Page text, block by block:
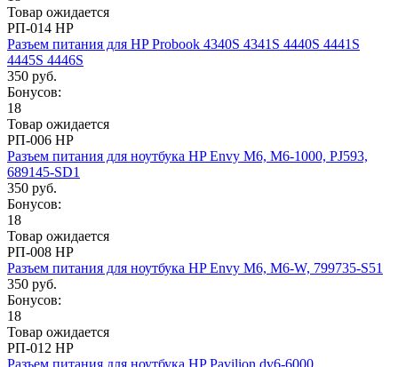
Товар ожидается
РП-014 HP
Разъем питания для HP Probook 4340S 4341S 4440S 4441S
4445S 4446S
350 руб.
Бонусов:
18
Товар ожидается
РП-006 HP
Разъем питания для ноутбука HP Envy M6, M6-1000, PJ593,
689145-SD1
350 руб.
Бонусов:
18
Товар ожидается
РП-008 HP
Разъем питания для ноутбука HP Envy M6, M6-W, 799735-S51
350 руб.
Бонусов:
18
Товар ожидается
РП-012 HP
Разъем питания для ноутбука HP Pavilion dv6-6000